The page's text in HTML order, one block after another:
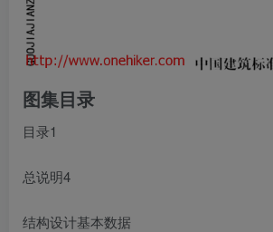
图集目录
目录1
总说明4
结构设计基本数据